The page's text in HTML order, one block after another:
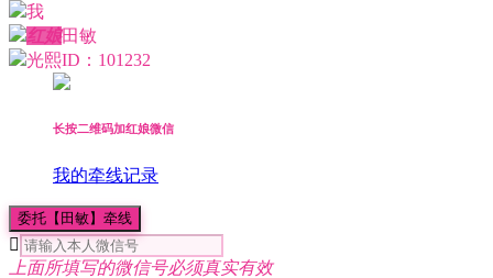
我
红娘田敏
光熙ID：101232
长按二维码加红娘微信
我的牵线记录
委托【田敏】牵线

上面所填写的微信号必须真实有效